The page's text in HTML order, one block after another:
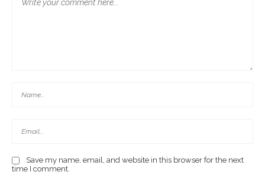
Save my name, email, and website in this browser for the next
time I comment.